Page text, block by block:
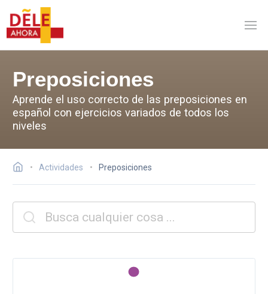
Preposiciones
Aprende el uso correcto de las preposiciones en
español con ejercicios variados de todos los
niveles
Actividades Preposiciones